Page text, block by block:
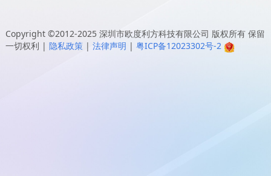
Copyright ©2012-2025 深圳市欧度利方科技有限公司 版权所有 保留
一切权利 | 隐私政策 | 法律声明 | 粤ICP备12023302号-2